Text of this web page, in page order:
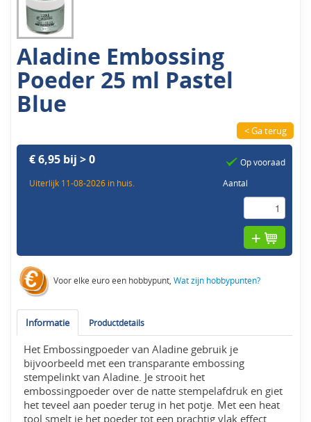
Aladine Embossing
Poeder 25 ml Pastel
Blue
< Ga terug
€ 6,95 bij > 0
Uiterlijk 11-08-2026 in huis.
Op vooraad
Aantal
Voor elke euro een hobbypunt,Wat zijn hobbypunten?
Informatie Productdetails
Het Embossingpoeder van Aladine gebruik je
bijvoorbeeld met een transparante embossing
stempelinkt van Aladine. Je strooit het
embossingpoeder over de natte stempelafdruk en giet
het teveel aan poeder terug in het potje. Met een heat
tool smelt je het poeder tot een prachtig vlak effect